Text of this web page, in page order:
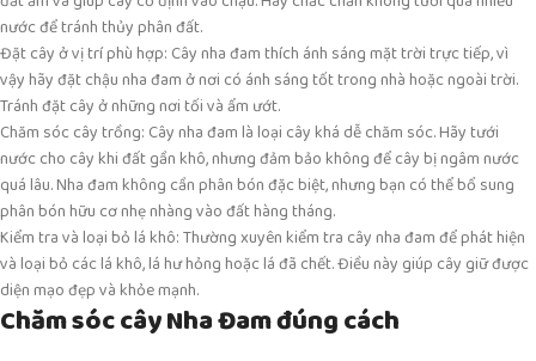
nước để tránh thủy phân đất.
Đặt cây ở vị trí phù hợp: Cây nha đam thích ánh sáng mặt trời trực tiếp, vì
vậy hãy đặt chậu nha đam ở nơi có ánh sáng tốt trong nhà hoặc ngoài trời.
Tránh đặt cây ở những nơi tối và ẩm ướt.
Chăm sóc cây trồng: Cây nha đam là loại cây khá dễ chăm sóc. Hãy tưới
nước cho cây khi đất gần khô, nhưng đảm bảo không để cây bị ngâm nước
quá lâu. Nha đam không cần phân bón đặc biệt, nhưng bạn có thể bổ sung
phân bón hữu cơ nhẹ nhàng vào đất hàng tháng.
Kiểm tra và loại bỏ lá khô: Thường xuyên kiểm tra cây nha đam để phát hiện
và loại bỏ các lá khô, lá hư hỏng hoặc lá đã chết. Điều này giúp cây giữ được
diện mạo đẹp và khỏe mạnh.
Chăm sóc cây Nha Đam đúng cách